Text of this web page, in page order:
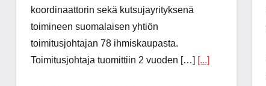
koordinaattorin sekä kutsujayrityksenä
toimineen suomalaisen yhtiön
toimitusjohtajan 78 ihmiskaupasta.
Toimitusjohtaja tuomittiin 2 vuoden […] [...]